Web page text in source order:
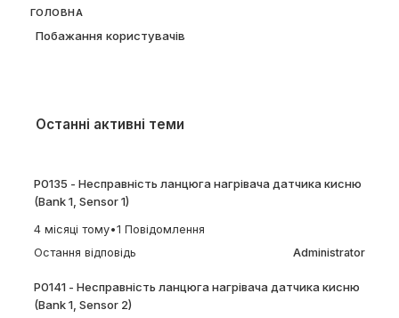
ГОЛОВНА
Побажання користувачів
Останні активні теми
P0135 - Несправність ланцюга нагрівача датчика кисню
(Bank 1, Sensor 1)
4 місяці тому•1 Повідомлення
Остання відповідь
Administrator
P0141 - Несправність ланцюга нагрівача датчика кисню
(Bank 1, Sensor 2)